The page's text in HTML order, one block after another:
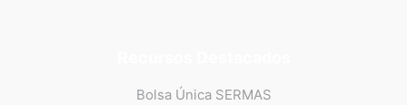
Bolsa Única SERMAS